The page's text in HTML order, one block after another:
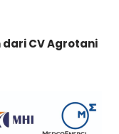
CV Agrotani